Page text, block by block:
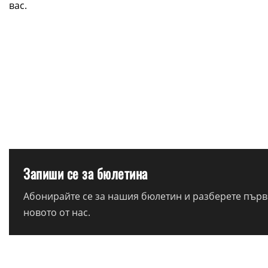
вас.
Запиши се за бюлетина
Абонирайте се за нашия бюлетин и разберете
новото от нас.